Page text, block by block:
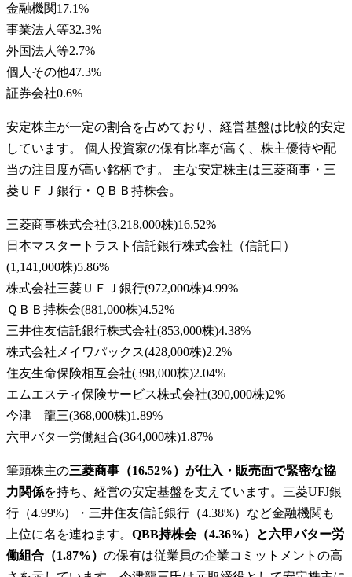
金融機関17.1%
事業法人等32.3%
外国法人等2.7%
個人その他47.3%
証券会社0.6%
安定株主が一定の割合を占めており、経営基盤は比較的安定
しています。 個人投資家の保有比率が高く、株主優待や配
当の注目度が高い銘柄です。 主な安定株主は三菱商事・三
菱ＵＦＪ銀行・ＱＢＢ持株会。
三菱商事株式会社(3,218,000株)16.52%
日本マスタートラスト信託銀行株式会社（信託口）
(1,141,000株)5.86%
株式会社三菱ＵＦＪ銀行(972,000株)4.99%
ＱＢＢ持株会(881,000株)4.52%
三井住友信託銀行株式会社(853,000株)4.38%
株式会社メイワパックス(428,000株)2.2%
住友生命保険相互会社(398,000株)2.04%
エムエスティ保険サービス株式会社(390,000株)2%
今津 龍三(368,000株)1.89%
六甲バター労働組合(364,000株)1.87%
筆頭株主の三菱商事（16.52%）が仕入・販売面で緊密な協
力関係を持ち、経営の安定基盤を支えています。三菱UFJ銀
行（4.99%）・三井住友信託銀行（4.38%）など金融機関も
上位に名を連ねます。 QBB持株会（4.36%）と六甲バター労
働組合（1.87%） の保有は従業員の企業コミットメントの高